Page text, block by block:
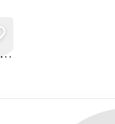
Mercedes-Benz G-Класс AMG II - avlod restayling